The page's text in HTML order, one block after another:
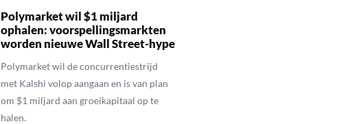
Polymarket wil $1 miljard
ophalen: voorspellingsmarkten
worden nieuwe Wall Street-hype
Polymarket wil de concurrentiestrijd
met Kalshi volop aangaan en is van plan
om $1 miljard aan groeikapitaal op te
halen.